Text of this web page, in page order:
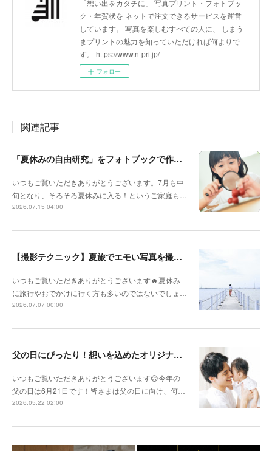
「想い出をカタチに」 写真プリント・フォトブッ
ク・年賀状を ネットで注文できるサービスを運営
しています。 写真を楽しむすべての人に、 しまう
まプリントの魅力を知っていただければ何よりで
す。 https://www.n-pri.jp/
フォロー
関連記事
「夏休みの自由研究」をフォトブックで作ろう🔎
いつもご覧いただきありがとうございます。7月も中
旬となり、そろそろ夏休みに入る！というご家庭も…
2026.07.15 04:00
【撮影テクニック】夏旅でエモい写真を撮るポイント！
いつもご覧いただきありがとうございます☻夏休み
に旅行やおでかけに行く方も多いのではないでしょ…
2026.07.07 00:00
父の日にぴったり！想いを込めたオリジナルギフトを贈ろう🎁
いつもご覧いただきありがとうございます😊今年の
父の日は6月21日です！皆さまは父の日に向け、何…
2026.05.22 02:00